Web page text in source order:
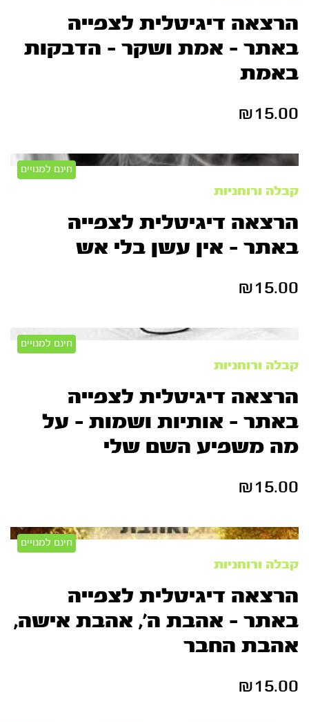
הרצאה דיגיטלית לצפייה
באתר – אמת ושקר – הדבקות
באמת
₪15.00
חינם למנויים
קבלה ורוחניות
הרצאה דיגיטלית לצפייה
באתר – אין עשן בלי אש
₪15.00
חינם למנויים
קבלה ורוחניות
הרצאה דיגיטלית לצפייה
באתר – אותיות ושמות – על
מה משפיע השם שלי
₪15.00
חינם למנויים
קבלה ורוחניות
הרצאה דיגיטלית לצפייה
באתר – אהבת ה’, אהבת אישה,
אהבת החבר
₪15.00